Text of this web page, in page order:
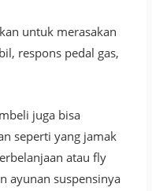
untuk merasakan
respons pedal gas,
juga bisa
seperti yang jamak
atau fly
ayunan suspensinya